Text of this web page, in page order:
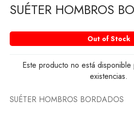
SUÉTER HOMBROS
Out of Stock
Este producto no está
existencias.
SUÉTER HOMBROS BORDADOS